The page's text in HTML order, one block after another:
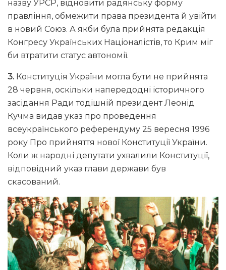
назву УРСР, відновити радянську форму
правління, обмежити права президента й увійти
в новий Союз. А якби була прийнята редакція
Конгресу Українських Націоналістів, то Крим міг
би втратити статус автономії.
3. Конституція України могла бути не прийнята
28 червня, оскільки напередодні історичного
засідання Ради тодішній президент Леонід
Кучма видав указ про проведення
всеукраїнського референдуму 25 вересня 1996
року Про прийняття нової Конституції України.
Коли ж народні депутати ухвалили Конституції,
відповідний указ глави держави був
скасований.